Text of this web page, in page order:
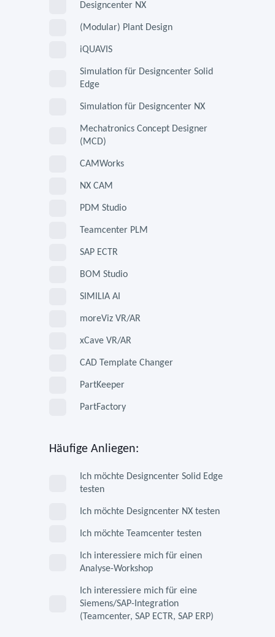
Designcenter NX
(Modular) Plant Design
iQUAVIS
Simulation für Designcenter Solid
Edge
Simulation für Designcenter NX
Mechatronics Concept Designer
(MCD)
CAMWorks
NX CAM
PDM Studio
Teamcenter PLM
SAP ECTR
BOM Studio
SIMILIA AI
moreViz VR/AR
xCave VR/AR
CAD Template Changer
PartKeeper
PartFactory
Häufige Anliegen:
Ich möchte Designcenter Solid Edge
testen
Ich möchte Designcenter NX testen
Ich möchte Teamcenter testen
Ich interessiere mich für einen
Analyse-Workshop
Ich interessiere mich für eine
Siemens/SAP-Integration
(Teamcenter, SAP ECTR, SAP ERP)